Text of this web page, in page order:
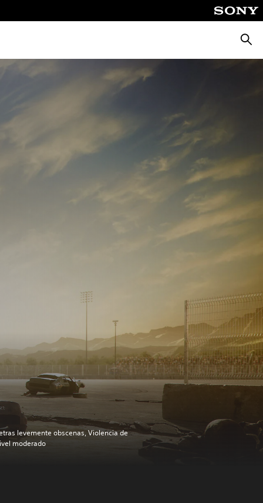
levemente obscenas, Violencia de
moderado